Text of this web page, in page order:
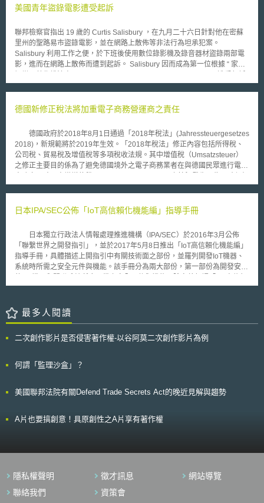
之 Interloc Inc. 的副總裁，該公司給與其顧客含有 "interloc.com" 網域名稱
程序之方式，攔截並拷貝所有服務使用者與其競爭對手亞馬遜網路書店
(Amazon.com) 間的電子郵件通訊，亦即，所有來自 Amazon.com 的信件
到達伺服器時，由於程式的運作，該信件於寄至使用者信箱前會先行複製，
由 Interloc 公司員工加以閱讀。 本上訴法院之判決，乃針對電子郵件的
美國青年盜錄電影遭受起訴
聯邦檢察官指出 19 歲的 Curtis Salisbury ，在九月二十六日針對他在密蘇
里州的聖路易市盜錄電影，並在網路上散佈等非法行為坦承犯案。
Salisbury 利用工作之便，於下班後使用數位錄影機及錄音器材盜錄兩部電
影，進而在網路上散佈而遭到起訴。 Salisbury 因而成為第一位根據 “ 家庭
者。 家庭娛樂及著作權法案在 2005 年四月由國會通過，致力於遏止網
者，可以處＄ 250,000 罰金及三年以下有期徒刑，若進而在網路上傳播
犯罪而設計，若應用於著作權相關議題時，實非一個明智的選擇。
德國新修正稅法將加重電子商務營運商之責任
德國政府於2018年8月1日通過「2018年稅法」(Jahressteuergesetzes
2018)，新規範將於2019年生效。「2018年稅法」修正內容包括所得稅、
公司稅、貿易稅及增值稅等多項稅收法規。其中增值稅（Umsatzsteuer）
之修正主要目的係為了避免德國境外之電子商務業者在與德國民眾進行電子
關之稅收繳納，透過本次修法加強了電子商務平台營運商之管理義務，平台
訊並確保其支付相關稅負。 德國增值稅(英文為：Value Added Tax)適
據德國稅務局的資料顯示，德國的跨境電子商務交易每年約有5億歐元的增
值稅未能被徵收。因此，德國政府修正的稅法中，大幅增加了平台營運商之
義務（第22f款UStG）及實際責任（第25e款UStG）。修正之稅法要求平台
營運商必須記錄下列事項，且若利用該平台之賣家未繳稅款，其平台營運商
修正稅法可大幅避免跨境電商逃漏稅收，同時也保護了德國境內的零售商。
因為過去若國外電子商務賣家逃漏增值稅，則會與德國境內零售商所賣之貨
物產生約兩成價差(稅率為19%)，進而形成不公平競爭，而新法旨在消弭這
日本IPA/SEC公佈「IoT高信賴化機能編」指導手冊
日本獨立行政法人情報處理推進機構（IPA/SEC）於2016年3月公佈
「聯繫世界之開發指引」，並於2017年5月8日推出「IoT高信賴化機能編」
指導手冊，具體描述上開指引中有關技術面之部份，並羅列開發IoT機器、
系統時所需之安全元件與機能。該手冊分為兩大部份，第一部份為開發安全
化機能」外，亦從維修、運用角度出發，整理開發者在設計階段須考慮之系
部份則列出五個在IoT領域進行系統連接之案例，如車輛和住宅IoT系統的連
接、住家內IoT機器之連接、產業用機器人與電力管理系統之連接等，並介
能夠作為日後國際間制定IoT國際標準的參考資料。
最多人閱讀
二次創作影片是否侵害著作權-以谷阿莫二次創作影片為例
何謂「監理沙盒」？
美國聯邦法院有關Defend Trade Secrets Act的晚近見解與趨勢
A片也要搞創意！具原創性之A片享有著作權
隱私權聲明 徵才訊息
網站導覽
聯絡我們
資策會